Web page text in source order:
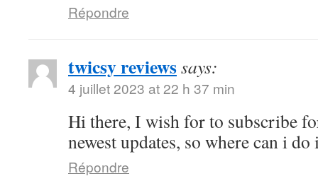
Répondre
twicsy reviewssays:
4 juillet 2023 at 22 h 37 min
Hi there, I wish for to subscribe
newest updates, so where can i
Répondre